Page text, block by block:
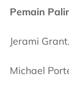
Pemain
Jerami
Michael